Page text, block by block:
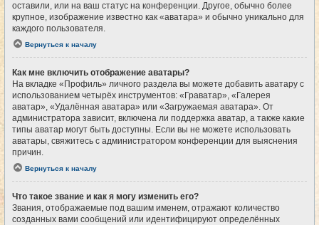
оставили, или на ваш статус на конференции. Другое, обычно более
крупное, изображение известно как «аватара» и обычно уникально для
каждого пользователя.
Вернуться к началу
Как мне включить отображение аватары?
На вкладке «Профиль» личного раздела вы можете добавить аватару с
использованием четырёх инструментов: «Граватар», «Галерея
аватар», «Удалённая аватара» или «Загружаемая аватара». От
администратора зависит, включена ли поддержка аватар, а также какие
типы аватар могут быть доступны. Если вы не можете использовать
аватары, свяжитесь с администратором конференции для выяснения
причин.
Вернуться к началу
Что такое звание и как я могу изменить его?
Звания, отображаемые под вашим именем, отражают количество
созданных вами сообщений или идентифицируют определённых